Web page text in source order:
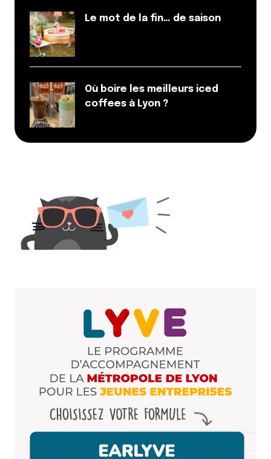
Répondre
Votre adresse e-mail ne sera pas publiée. Les
E-mail*
Enregistrer mon nom, mon e-mail et mon site dans le
navigateur pour mon prochain commentaire.
Prévenez-moi de tous les nouveaux commentaires
par e-mail.
Et bim !
Le mot de la fin… de saison
Où boire les meilleurs iced
coffees à Lyon ?